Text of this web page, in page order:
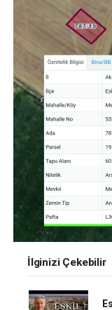
İlginizi Çekebilir